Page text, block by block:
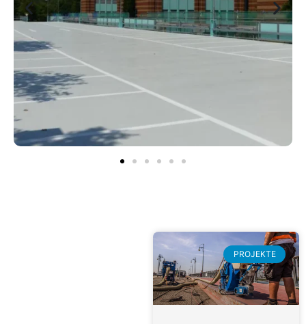
PROJEKTE